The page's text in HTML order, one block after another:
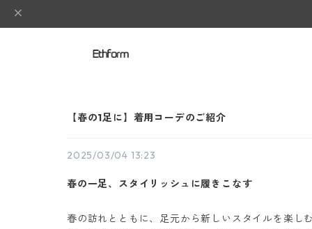
【春の1足に】着用コーデのご紹介
2025/03/04 13:23
春の一足、スタイリッシュに履きこなす
春の訪れとともに、足元から新しいスタイルを楽しむ